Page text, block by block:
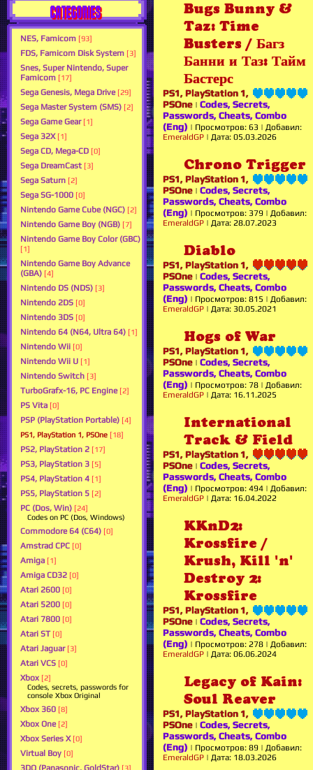
CATEGORIES
NES, Famicom [93]
FDS, Famicom Disk System [3]
Snes, Super Nintendo, Super
Famicom [17]
Sega Genesis, Mega Drive [29]
Sega Master System (SMS) [2]
Sega Game Gear [1]
Sega 32X [1]
Sega CD, Mega-CD [0]
Sega DreamCast [3]
Sega Saturn [2]
Sega SG-1000 [0]
Nintendo Game Cube (NGC) [2]
Nintendo Game Boy (NGB) [7]
Nintendo Game Boy Color (GBC)
[1]
Nintendo Game Boy Advance
(GBA) [4]
Nintendo DS (NDS) [3]
Nintendo 2DS [0]
Nintendo 3DS [0]
Nintendo 64 (N64, Ultra 64) [1]
Nintendo Wii [0]
Nintendo Wii U [1]
Nintendo Switch [3]
TurboGrafx-16, PC Engine [2]
PS Vita [0]
PSP (PlayStation Portable) [4]
PS1, PlayStation 1, PSOne [18]
PS2, PlayStation 2 [17]
PS3, PlayStation 3 [5]
PS4, PlayStation 4 [1]
PS5, PlayStation 5 [2]
PC (Dos, Win) [24]
Codes on PC (Dos, Windows)
Commodore 64 (C64) [0]
Amstrad CPC [0]
Amiga [1]
Amiga CD32 [0]
Atari 2600 [0]
Atari 5200 [0]
Atari 7800 [0]
Atari ST [0]
Atari Jaguar [3]
Atari VCS [0]
Xbox [2]
Codes, secrets, passwords for
console Xbox Original
Xbox 360 [8]
Xbox One [2]
Xbox Series X [0]
Virtual Boy [0]
3DO (Panasonic, GoldStar) [3]
Bugs Bunny &
Taz: Time
Busters / Багз
Банни и Таз: Тайм
Бастерс
PS1, PlayStation 1,
PSOne | Codes, Secrets,
Passwords, Cheats, Combo
(Eng) | Просмотров: 63 | Добавил:
EmeraldGP | Дата: 05.03.2026
Chrono Trigger
PS1, PlayStation 1,
PSOne | Codes, Secrets,
Passwords, Cheats, Combo
(Eng) | Просмотров: 379 | Добавил:
EmeraldGP | Дата: 28.07.2023
Diablo
PS1, PlayStation 1,
PSOne | Codes, Secrets,
Passwords, Cheats, Combo
(Eng) | Просмотров: 815 | Добавил:
EmeraldGP | Дата: 30.05.2021
Hogs of War
PS1, PlayStation 1,
PSOne | Codes, Secrets,
Passwords, Cheats, Combo
(Eng) | Просмотров: 78 | Добавил:
EmeraldGP | Дата: 16.11.2025
International
Track & Field
PS1, PlayStation 1,
PSOne | Codes, Secrets,
Passwords, Cheats, Combo
(Eng) | Просмотров: 494 | Добавил:
EmeraldGP | Дата: 16.04.2022
KKnD2:
Krossfire /
Krush, Kill 'n'
Destroy 2:
Krossfire
PS1, PlayStation 1,
PSOne | Codes, Secrets,
Passwords, Cheats, Combo
(Eng) | Просмотров: 278 | Добавил:
EmeraldGP | Дата: 06.06.2024
Legacy of Kain:
Soul Reaver
PS1, PlayStation 1,
PSOne | Codes, Secrets,
Passwords, Cheats, Combo
(Eng) | Просмотров: 89 | Добавил:
EmeraldGP | Дата: 18.03.2026